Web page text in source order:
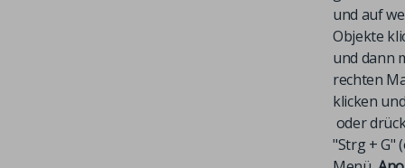
und auf
Objekte
und dann
rechten
klicken
oder
"Strg + G"